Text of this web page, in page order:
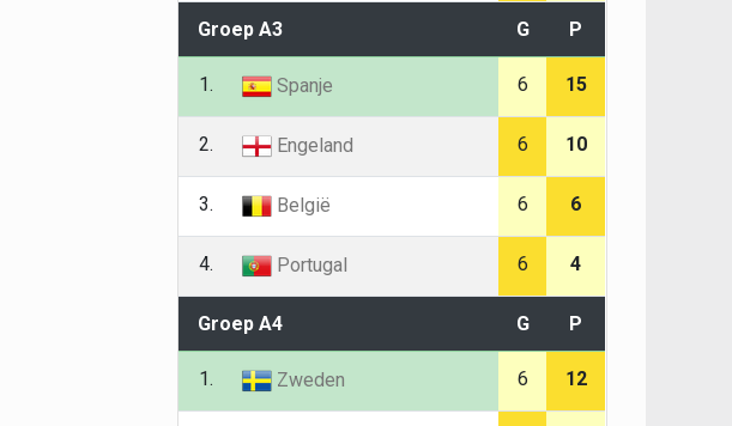
Groep A3 G P
1. Spanje 6 15
2. Engeland 6 10
3. België 6 6
4. Portugal 6 4
Groep A4 G P
1. Zweden 6 12